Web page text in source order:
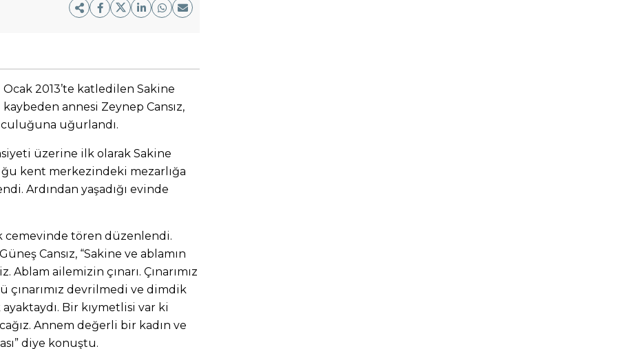
Ocak 2013’te katledilen Sakine
kaybeden annesi Zeynep Cansız,
uğurlandı.
üzerine ilk olarak Sakine
kent merkezindeki mezarlığa
Ardından yaşadığı evinde
cemevinde tören düzenlendi.
Cansız, “Sakine ve ablamın
Ablam ailemizin çınarı. Çınarımız
devrilmedi ve dimdik
Bir kıymetlisi var ki
Annem değerli bir kadın ve
diye konuştu.